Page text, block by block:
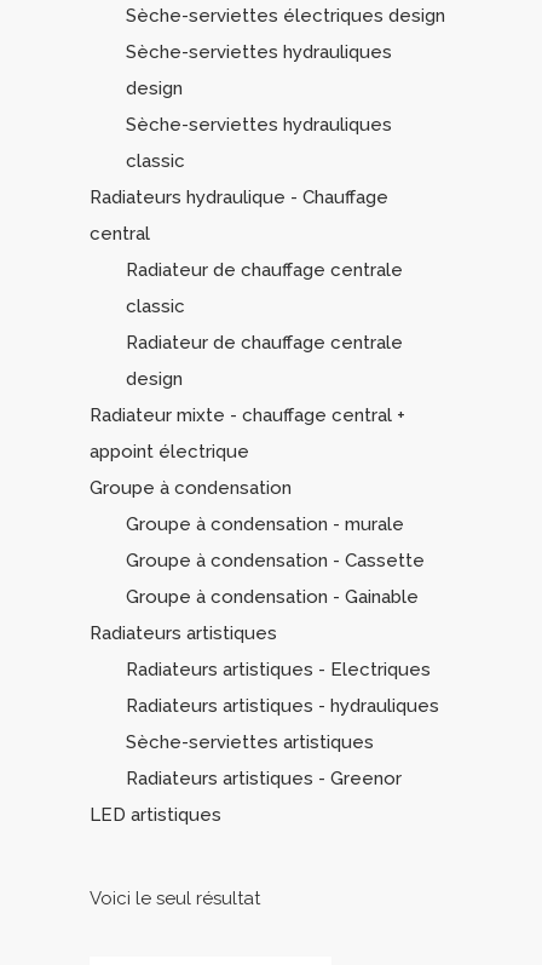
Sèche-serviettes électriques design
Sèche-serviettes hydrauliques
design
Sèche-serviettes hydrauliques
classic
Radiateurs hydraulique - Chauffage
central
Radiateur de chauffage centrale
classic
Radiateur de chauffage centrale
design
Radiateur mixte - chauffage central +
appoint électrique
Groupe à condensation
Groupe à condensation - murale
Groupe à condensation - Cassette
Groupe à condensation - Gainable
Radiateurs artistiques
Radiateurs artistiques - Electriques
Radiateurs artistiques - hydrauliques
Sèche-serviettes artistiques
Radiateurs artistiques - Greenor
LED artistiques
Voici le seul résultat